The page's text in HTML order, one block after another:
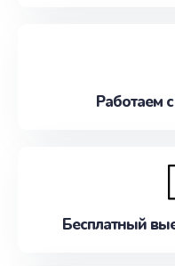
Работаем
Бесплатный